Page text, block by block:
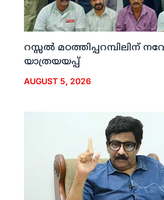
റസ്സല്‍ മഠത്തിപ്പറമ്പിലിന്
യാത്രയയപ്പ്
AUGUST 5, 2026